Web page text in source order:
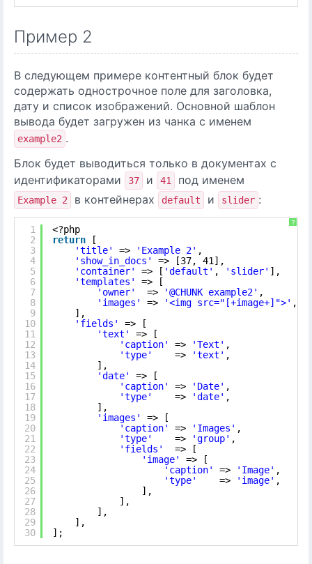
Пример 2
В следующем примере контентный блок будет
содержать однострочное поле для заголовка,
дату и список изображений. Основной шаблон
вывода будет загружен из чанка с именем
example2 .
Блок будет выводиться только в документах с
идентификаторами
37 и 41 под именем
Example 2 в контейнерах default и slider :
?
1
2
3
4
5
6
7
8
9
10
11
12
13
14
15
16
17
18
19
20
21
22
23
24
25
26
27
28
29
30
<?php
return
[
'title'
=> 'Example 2' ,
'show_in_docs'
=> [37, 41],
'container'
=> [ 'default' , 'slider' ],
'templates'
=> [
'owner'
=> '@CHUNK example2' ,
'images'
=> '<img src="[+image+]">' ,
],
'fields'
=> [
'text'
=> [
'caption'
=> 'Text' ,
'type'
=> 'text' ,
],
'date'
=> [
'caption'
=> 'Date' ,
'type'
=> 'date' ,
],
'images'
=> [
'caption'
=> 'Images' ,
'type'
=> 'group' ,
'fields'
=> [
'image'
=> [
'caption'
=> 'Image' ,
'type'
=> 'image' ,
],
],
],
],
];